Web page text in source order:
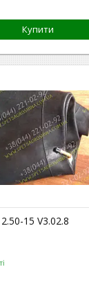
Купити
15 V3.02.8